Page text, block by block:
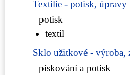
Textilie - potisk, úpravy
potisk
textil
Sklo užitkové - výroba,
pískování a potisk